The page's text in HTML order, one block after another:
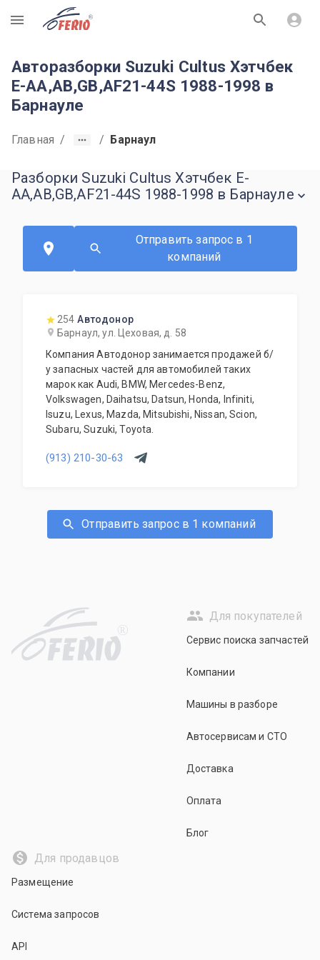
R
Авторазборки Suzuki Cultus Хэтчбек
E-AA,AB,GB,AF21-44S 1988-1998 в
Барнауле
Главная / / Барнаул
Разборки Suzuki Cultus Хэтчбек E-
AA,AB,GB,AF21-44S 1988-1998 в Барнауле
Отправить запрос в 1
компаний
254 Автодонор
Барнаул, ул. Цеховая, д. 58
Компания Автодонор занимается продажей б/
у запасных частей для автомобилей таких
марок как Audi, BMW, Mercedes-Benz,
Volkswagen, Daihatsu, Datsun, Honda, Infiniti,
Isuzu, Lexus, Mazda, Mitsubishi, Nissan, Scion,
Subaru, Suzuki, Toyota.
(913) 210-30-63
Отправить запрос в 1 компаний
R
Для покупателей
Сервис поиска запчастей
Компании
Машины в разборе
Автосервисам и СТО
Доставка
Оплата
Блог
Для продавцов
Размещение
Система запросов
API